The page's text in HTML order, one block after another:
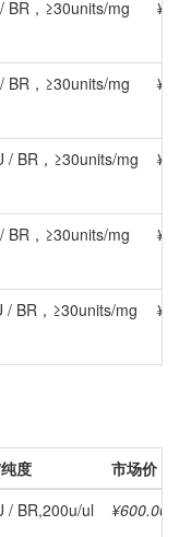
BR，≥30units/mg
BR，≥30units/mg
/ BR，≥30units/mg
BR，≥30units/mg
/ BR，≥30units/mg
度
市场价
/ BR,200u/ul ¥600.00